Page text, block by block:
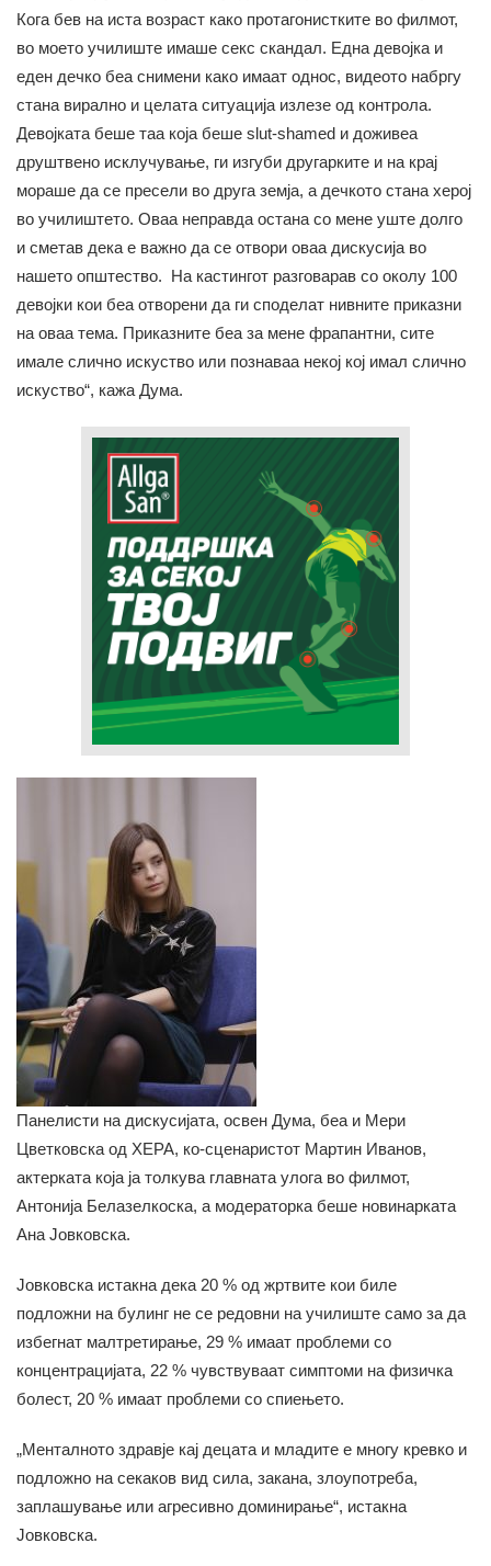
Кога бев на иста возраст како протагонистките во филмот,
во моето училиште имаше секс скандал. Една девојка и
еден дечко беа снимени како имаат однос, видеото набргу
стана вирално и целата ситуација излезе од контрола.
Девојката беше таа која беше slut-shamed и доживеа
друштвено исклучување, ги изгуби другарките и на крај
мораше да се пресели во друга земја, а дечкото стана херој
во училиштето. Оваа неправда остана со мене уште долго
и сметав дека е важно да се отвори оваа дискусија во
нашето општество. На кастингот разговарав со околу 100
девојки кои беа отворени да ги споделат нивните приказни
на оваа тема. Приказните беа за мене фрапантни, сите
имале слично искуство или познаваа некој кој имал слично
искуство“, кажа Дума.
Панелисти на дискусијата, освен Дума, беа и Мери
Цветковска од ХЕРА, ко-сценаристот Мартин Иванов,
актерката која ја толкува главната улога во филмот,
Антонија Белазелкоска, а модераторка беше новинарката
Ана Јовковска.
Јовковска истакна дека 20 % од жртвите кои биле
подложни на булинг не се редовни на училиште само за да
избегнат малтретирање, 29 % имаат проблеми со
концентрацијата, 22 % чувствуваат симптоми на физичка
болест, 20 % имаат проблеми со спиењето.
„Менталното здравје кај децата и младите е многу кревко и
подложно на секaков вид сила, закана, злоупотреба,
заплашување или агресивно доминирање“, истакна
Јовковска.